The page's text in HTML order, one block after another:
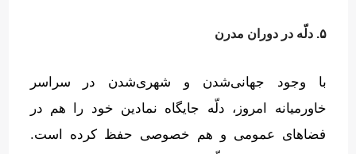
۵. دلّه در دوران مدرن
با وجود جهانی‌شدن و شهری‌شدن در سراسر
خاورمیانه امروز، دلّه جایگاه نمادین خود را هم در
فضاهای عمومی و هم خصوصی حفظ کرده است.